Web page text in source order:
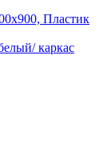
каркас